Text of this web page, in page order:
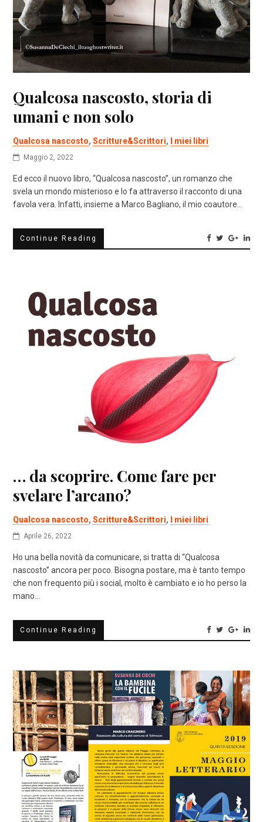
Qualcosa nascosto, storia di
umani e non solo
Qualcosa nascosto,Scritture&Scrittori, I miei libri
Maggio 2, 2022
Ed ecco il nuovo libro, “Qualcosa nascosto”, un romanzo che
svela un mondo misterioso e lo fa attraverso il racconto di una
favola vera. Infatti, insieme a Marco Bagliano, il mio coautore…
Continue Reading
… da scoprire. Come fare per
svelare l’arcano?
Qualcosa nascosto,Scritture&Scrittori, I miei libri
Aprile 26, 2022
Ho una bella novità da comunicare, si tratta di “Qualcosa
nascosto” ancora per poco. Bisogna postare, ma è tanto tempo
che non frequento più i social, molto è cambiato e io ho perso la
mano…
Continue Reading